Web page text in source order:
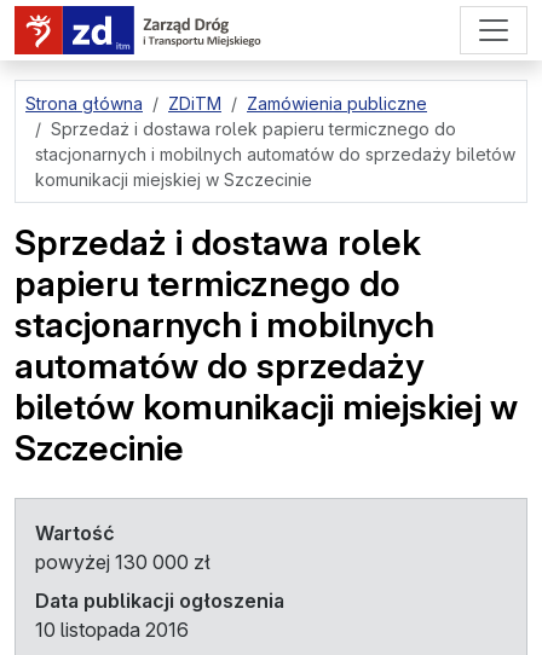
przejdź do treści strony
Strona główna ZDiTM
Zamówienia publiczne
Sprzedaż i dostawa rolek papieru termicznego do
stacjonarnych i mobilnych automatów do sprzedaży biletów
komunikacji miejskiej w Szczecinie
Sprzedaż i dostawa rolek
papieru termicznego do
stacjonarnych i mobilnych
automatów do sprzedaży
biletów komunikacji miejskiej w
Szczecinie
Wartość
powyżej 130 000 zł
Data publikacji ogłoszenia
10 listopada 2016